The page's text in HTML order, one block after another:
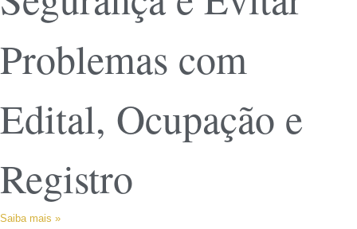
Problemas com
Edital, Ocupação e
Registro
Saiba mais »